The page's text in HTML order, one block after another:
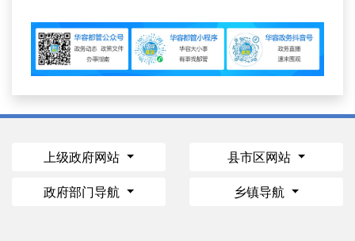
上级政府网站 县市区网站
政府部门导航 乡镇导航